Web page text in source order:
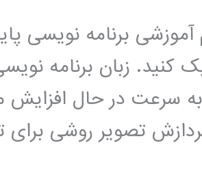
برنامه نویسی
کنید. زبان برنامه
سرعت در حال افزایش
تصویر روشی